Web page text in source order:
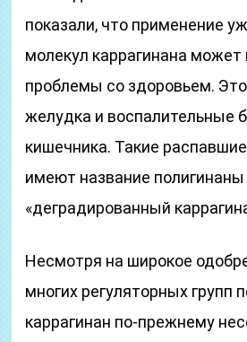
показали, что применение
молекул каррагинана может
проблемы со здоровьем.
желудка и воспалительные
кишечника. Такие
имеют название полигинаны
«деградированный
Несмотря на широкое
многих регуляторных групп
каррагинан по-прежнему